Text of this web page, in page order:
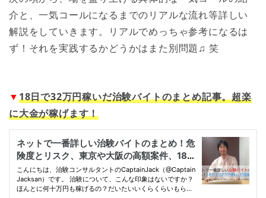
介と、一気コールになるまでのリアルな流れ等詳しい
解説をしていきます。リアルでめっちゃ参考になるは
ず！それを実践するかどうかはまた別問題♫ 笑
▼18日で32万円稼いだ治験バイトのまとめ記事。超楽
に大金が稼げます！